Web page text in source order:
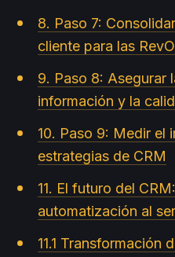
8. Paso 7:
cliente para las
9. Paso 8: Asegurar
información y la
10. Paso 9: Medir el
estrategias de CRM
11. El futuro del
automatización al
11.1 Transformación